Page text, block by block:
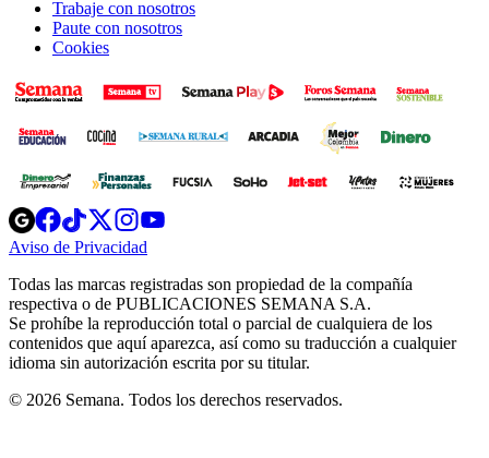
Trabaje con nosotros
Paute con nosotros
Cookies
Opens
in
new
Opens
in
new
Opens
in
new
window
Opens
new
windowwindow
Aviso de Privacidad
new
window
Todas las marcas registradas son propiedad de la compañía
respectiva o de PUBLICACIONES SEMANA S.A.
Se prohíbe la reproducción total o parcial de cualquiera de los
contenidos que aquí aparezca, así como su traducción a cualquier
idioma sin autorización escrita por su titular.
© 2026 Semana. Todos los derechos reservados.